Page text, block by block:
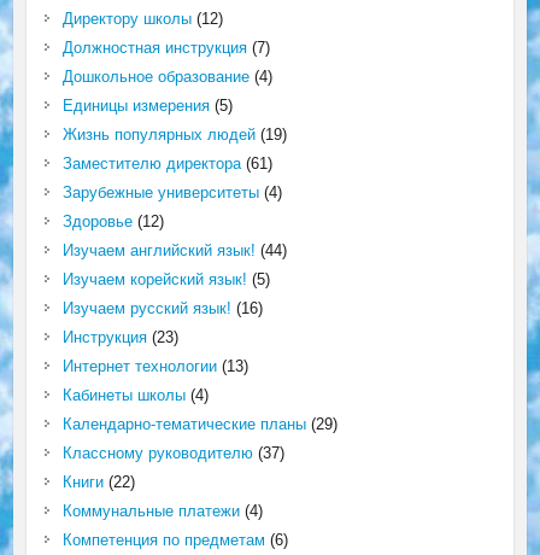
Директору школы(12)
Должностная инструкция(7)
Дошкольное образование(4)
Единицы измерения(5)
Жизнь популярных людей(19)
Заместителю директора(61)
Зарубежные университеты(4)
Здоровье(12)
Изучаем английский язык! (44)
Изучаем корейский язык! (5)
Изучаем русский язык! (16)
Инструкция(23)
Интернет технологии(13)
Кабинеты школы(4)
Календарно-тематические планы(29)
Классному руководителю(37)
Книги(22)
Коммунальные платежи(4)
Компетенция по предметам (6)